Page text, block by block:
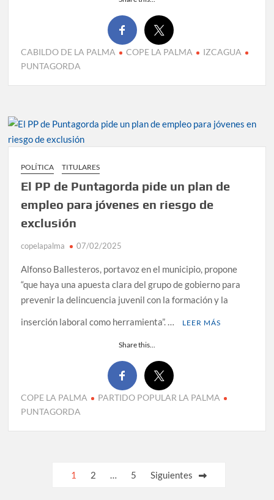
CABILDO DE LA PALMA COPE LA PALMA
IZCAGUA
PUNTAGORDA
POLÍTICA TITULARES
El PP de Puntagorda pide un plan de
empleo para jóvenes en riesgo de
exclusión
copelapalma 07/02/2025
Alfonso Ballesteros, portavoz en el municipio, propone
“que haya una apuesta clara del grupo de gobierno para
prevenir la delincuencia juvenil con la formación y la
inserción laboral como herramienta”. …
LEER MÁS
Share this...
COPE LA PALMA
PARTIDO POPULAR LA PALMA
PUNTAGORDA
Paginación
1 2 … 5 Siguientes